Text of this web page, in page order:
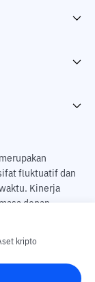
fluktuatif dan
Kinerja
depan.
membeli dan
tidak
nilai tukar Aset
kripto